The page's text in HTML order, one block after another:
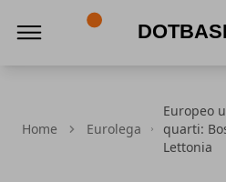
Home Eurolega
Europeo
quarti:
Lettonia